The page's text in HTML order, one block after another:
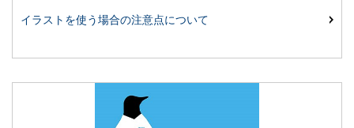
イラストを使う場合の注意点について